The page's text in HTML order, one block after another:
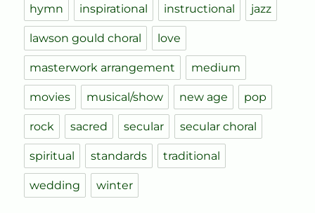
hymn inspirational instructional jazz
lawson gould choral love
masterwork arrangement medium
movies musical/show new age pop
rock sacred secular secular choral
spiritual standards traditional
wedding winter